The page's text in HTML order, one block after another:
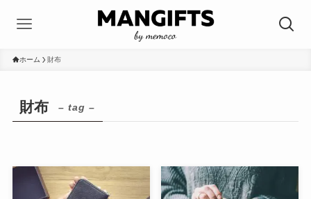
ホーム 財布
財布 – tag –